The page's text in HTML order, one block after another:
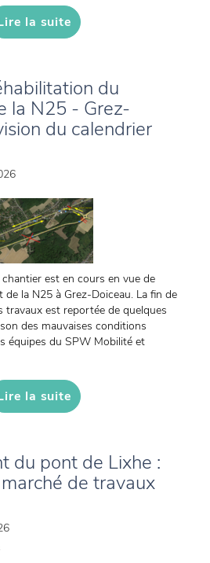
la suite
du
la N25 - Grez-
du calendrier
est en cours en vue de
de la N25 à Grez-Doiceau. La fin de
travaux est reportée de quelques
des mauvaises conditions
équipes du SPW Mobilité et
la suite
du pont de Lixhe :
de travaux